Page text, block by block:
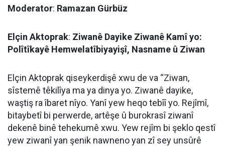
Moderator: Ramazan Gürbüz
Elçin Aktoprak: Ziwanê Dayike Ziwanê Kamî yo:
Polîtîkayê Hemwelatîbiyayişî, Nasname û Ziwan
Elçin Aktoprak qiseykerdişê xwu de va “Ziwan,
sîstemê têkilîya ma ya dinya yo. Ziwanê dayike,
waştiş ra îbaret nîyo. Yanî yew heqo tebîî yo. Rejîmî,
bitaybetî bi perwerde, artêşe û burokrasî ziwanî
dekenê binê tehekumê xwu. Yew rejîm bi şeklo qestî
yew ziwanî yan şenik nawneno yan zî sey unsûrê